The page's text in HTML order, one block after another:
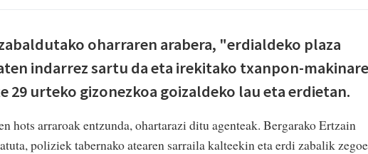
oharraren arabera, "erdialdeko plaza
indarrez sartu da eta irekitako txanpon-
29 urteko gizonezkoa goizaldeko lau eta erdietan.
hots arraroak entzunda, ohartarazi ditu agenteak. Bergarako Ertzain
poliziek tabernako atearen sarraila kalteekin eta erdi zabalik